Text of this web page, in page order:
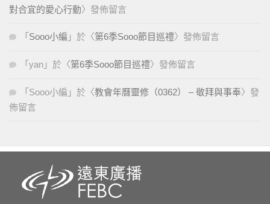
對合宜的愛心行動〉發佈留言
「 Sooo小編 」於〈第6季Sooo節目巡禮〉發佈留言
「 yan 」於〈第6季Sooo節目巡禮〉發佈留言
「 Sooo小編 」於〈教會年曆靈修（0362） – 敬拜與事奉〉發
佈留言